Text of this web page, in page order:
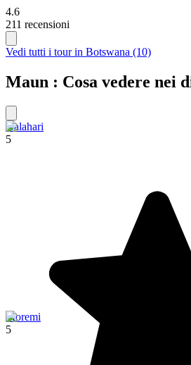
4.6
211 recensioni
Vedi tutti i tour in Botswana (10)
Maun : Cosa vedere nei
Kalahari
5
Moremi
5